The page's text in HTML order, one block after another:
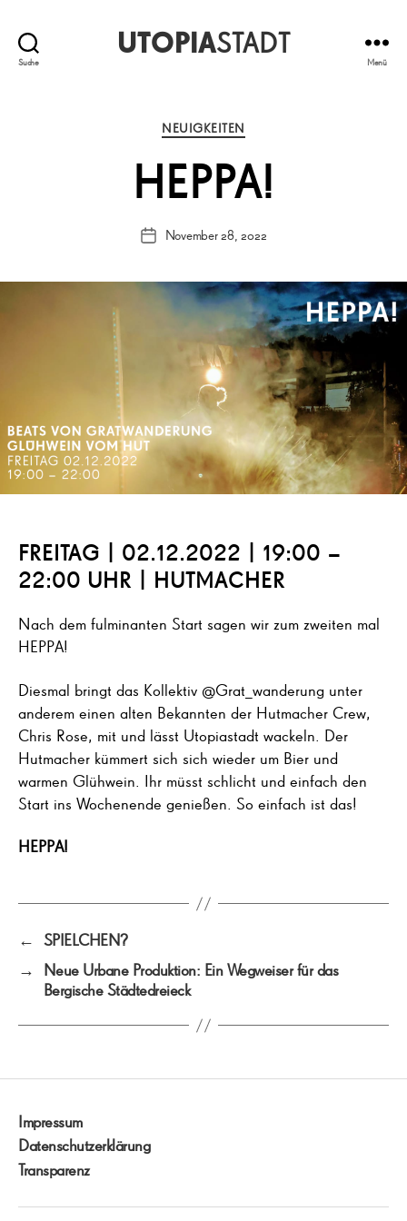
Suche
UTOPIASTADT
Menü
Kategorien
NEUIGKEITEN
HEPPA!
Veröffentlichungsdatum
November 28, 2022
FREITAG | 02.12.2022 | 19:00 –
22:00 UHR | HUTMACHER
Nach dem fulminanten Start sagen wir zum zweiten mal
HEPPA!
Diesmal bringt das Kollektiv @Grat_wanderung unter
anderem einen alten Bekannten der Hutmacher Crew,
Chris Rose, mit und lässt Utopiastadt wackeln. Der
Hutmacher kümmert sich sich wieder um Bier und
warmen Glühwein. Ihr müsst schlicht und einfach den
Start ins Wochenende genießen. So einfach ist das!
HEPPA!
← SPIELCHEN?
→
Neue Urbane Produktion: Ein Wegweiser für das
Bergische Städtedreieck
Impressum
Datenschutzerklärung
Transparenz